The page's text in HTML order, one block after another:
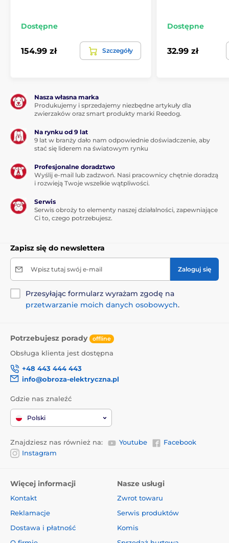
Dostępne
154.99 zł Szczegóły
Dostępne
32.99 zł
Nasza własna marka
Produkujemy i sprzedajemy niezbędne artykuły dla
zwierzaków oraz smart produkty marki Reedog.
Na rynku od 9 lat
9 lat w branży dało nam odpowiednie doświadczenie, aby
stać się liderem na światowym rynku
Profesjonalne doradztwo
Wyślij e-mail lub zadzwoń. Nasi pracownicy chętnie doradzą
i rozwieją Twoje wszelkie wątpliwości.
Serwis
Serwis obroży to elementy naszej działalności, zapewniające
Ci to, czego potrzebujesz.
Zapisz się do newslettera
Wpisz tutaj swój e-mail Zaloguj się
Przesyłając formularz wyrażam zgodę na
przetwarzanie moich danych osobowych.
Potrzebujesz porady offline
Obsługa klienta jest dostępna
+48 443 444 443
info@obroza-elektryczna.pl
Gdzie nas znaleźć
Polski
Znajdziesz nas również na: Youtube
Facebook
Instagram
Więcej informacji
Kontakt
Reklamacje
Dostawa i płatność
Nasze usługi
Zwrot towaru
Serwis produktów
Komis